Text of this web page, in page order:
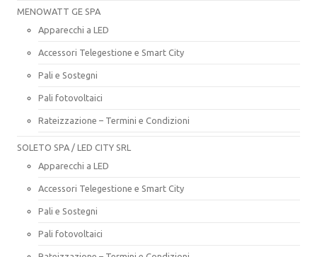
MENOWATT GE SPA
Apparecchi a LED
Accessori Telegestione e Smart City
Pali e Sostegni
Pali fotovoltaici
Rateizzazione – Termini e Condizioni
SOLETO SPA / LED CITY SRL
Apparecchi a LED
Accessori Telegestione e Smart City
Pali e Sostegni
Pali fotovoltaici